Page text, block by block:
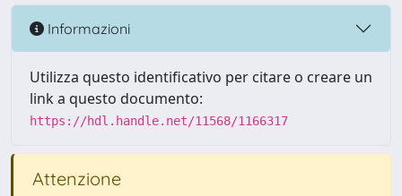
Informazioni
Utilizza questo identificativo per citare o creare un
link a questo documento:
https://hdl.handle.net/11568/1166317
Attenzione